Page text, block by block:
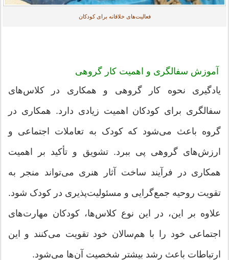
فعالیت‌های خلاقانه برای کودکان
آموزش سفالگری و اهمیت کار گروهی
یادگیری نحوه کار گروهی و همکاری در کلاس‌های
سفالگری برای کودکان اهمیت زیادی دارد. همکاری در
گروه باعث می‌شود که کودک به تعاملات اجتماعی و
ارزش‌های گروهی پی ببرد. تشویق و تأکید بر اهمیت
همکاری در فرآیند ساخت آثار هنری می‌تواند منجر به
تقویت روحیه جمع‌گرایی و مسئولیت‌پذیری در کودک شود.
علاوه بر این، در این نوع کلاس‌ها، کودکان مهارت‌های
اجتماعی خود را با هم‌سالان خود تقویت می‌کنند و این
ارتباطات باعث رشد بیشتر شخصیت آن‌ها می‌شود.